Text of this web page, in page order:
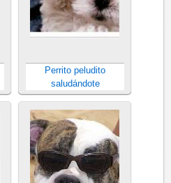
Perrito peludito
saludándote